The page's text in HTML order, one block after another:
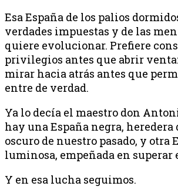
Esa España de los palios
verdades impuestas y de las
quiere evolucionar. Prefiere
privilegios antes que abrir
mirar hacia atrás antes que
entre de verdad.
Ya lo decía el maestro don
hay una España negra, heredera
oscuro de nuestro pasado, y otra
luminosa, empeñada en superar
Y en esa lucha seguimos.